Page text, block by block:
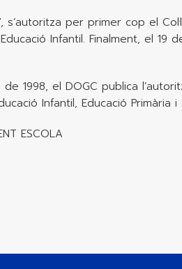
s’autoritza per primer cop el
Infantil. Finalment, el 19
de 1998, el DOGC publica
Infantil, Educació
ESCOLA